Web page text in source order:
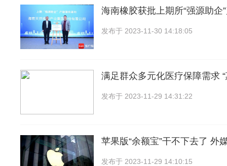
海南橡胶获批上期所“强源助企
发布于 2023-11-30 14:18:05
满足群众多元化医疗保障需求 “
发布于 2023-11-29 14:31:22
苹果版“余额宝”干不下去了 外
发布于 2023-11-29 14:10:15